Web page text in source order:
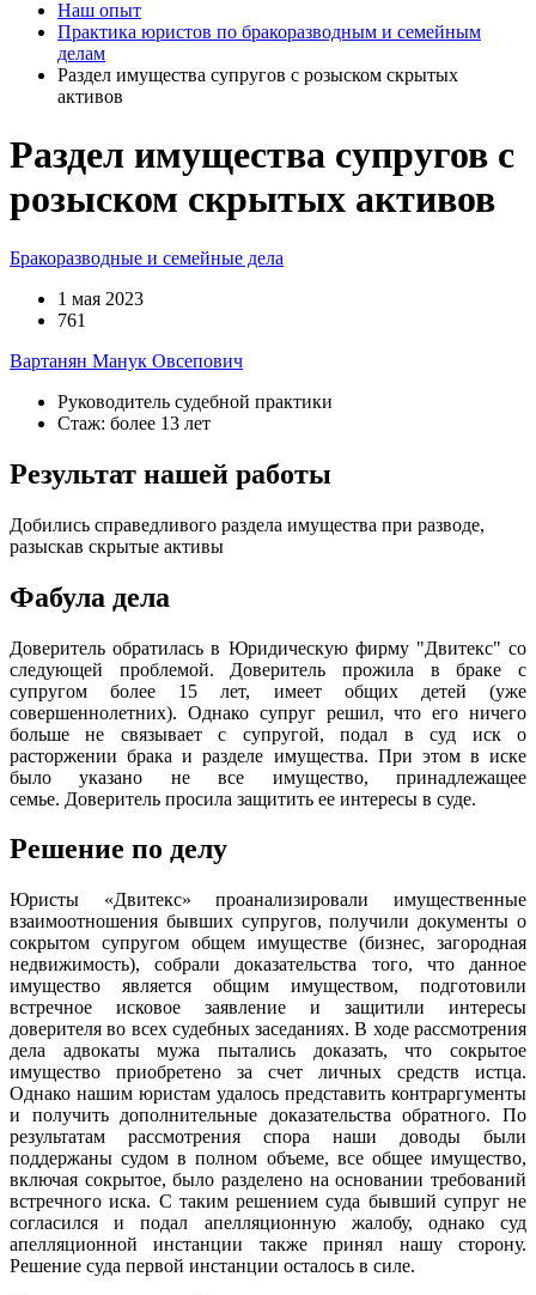
Наш опыт
Практика юристов по бракоразводным и семейным
делам
Раздел имущества супругов с розыском скрытых
активов
Раздел имущества супругов с
розыском скрытых активов
Бракоразводные и семейные дела
1 мая 2023
761
Вартанян Манук Овсепович
Руководитель судебной практики
Стаж: более 13 лет
Результат нашей работы
Добились справедливого раздела имущества при разводе,
разыскав скрытые активы
Фабула дела
Доверитель обратилась в Юридическую фирму "Двитекс" со
следующей проблемой. Доверитель прожила в браке с
супругом более 15 лет, имеет общих детей (уже
совершеннолетних). Однако супруг решил, что его ничего
больше не связывает с супругой, подал в суд иск о
расторжении брака и разделе имущества. При этом в иске
было указано не все имущество, принадлежащее
семье. Доверитель просила защитить ее интересы в суде.
Решение по делу
Юристы «Двитекс» проанализировали имущественные
взаимоотношения бывших супругов, получили документы о
сокрытом супругом общем имуществе (бизнес, загородная
недвижимость), собрали доказательства того, что данное
имущество является общим имуществом, подготовили
встречное исковое заявление и защитили интересы
доверителя во всех судебных заседаниях. В ходе рассмотрения
дела адвокаты мужа пытались доказать, что сокрытое
имущество приобретено за счет личных средств истца.
Однако нашим юристам удалось представить контраргументы
и получить дополнительные доказательства обратного. По
результатам рассмотрения спора наши доводы были
поддержаны судом в полном объеме, все общее имущество,
включая сокрытое, было разделено на основании требований
встречного иска. С таким решением суда бывший супруг не
согласился и подал апелляционную жалобу, однако суд
апелляционной инстанции также принял нашу сторону.
Решение суда первой инстанции осталось в силе.